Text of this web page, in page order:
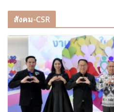
สังคม-CSR